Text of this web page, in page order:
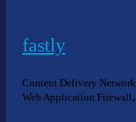
fastly
Content Delivery Network
Web Application Firewall,